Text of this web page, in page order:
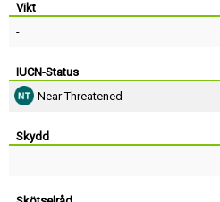
Vikt
-
IUCN-Status
Near Threatened
Skydd